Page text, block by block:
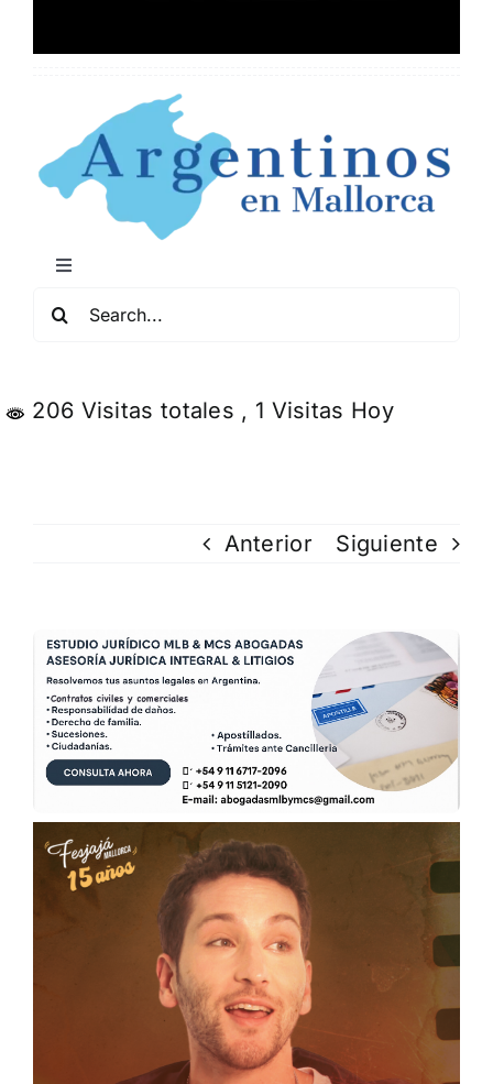
Toggle
Mapa de Locales Arg
Buscar:
206 Visitas totales , 1 Visitas Hoy
Anterior Siguiente
Ver
imagen
más